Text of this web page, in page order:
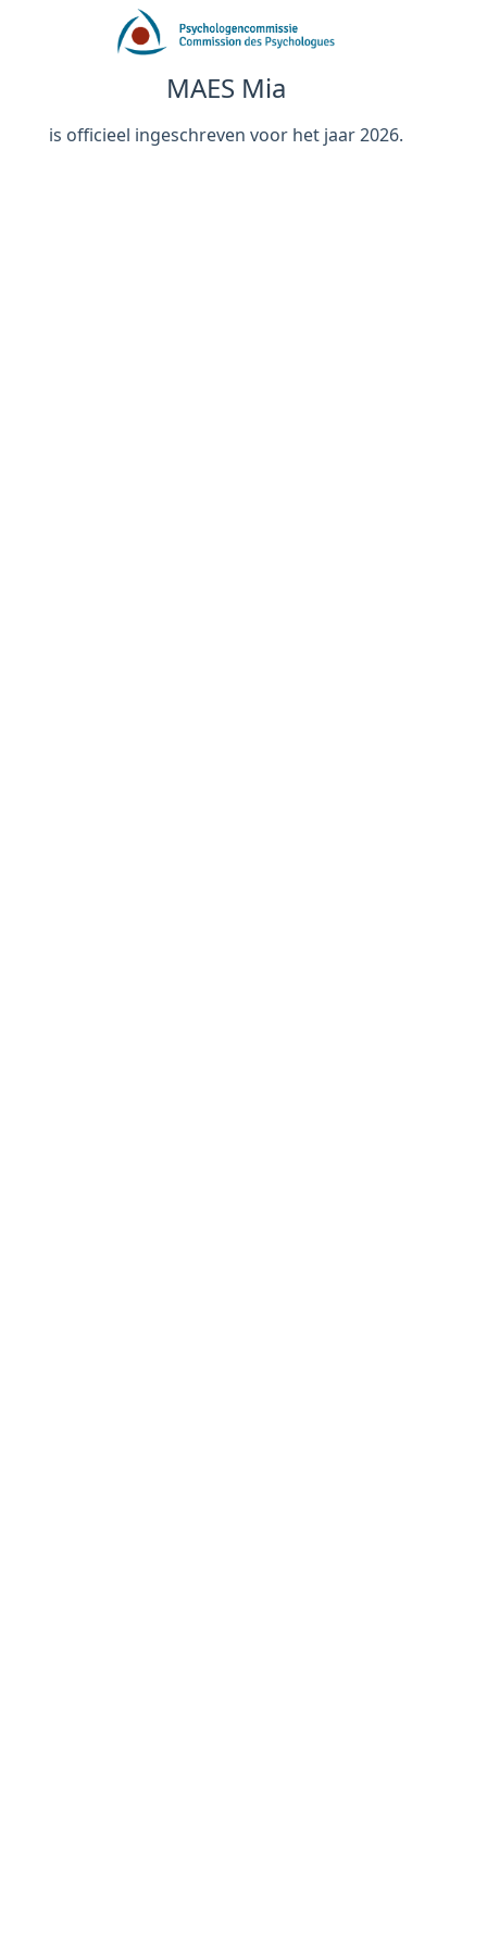
MAES Mia
is officieel ingeschreven voor het jaar 2026.